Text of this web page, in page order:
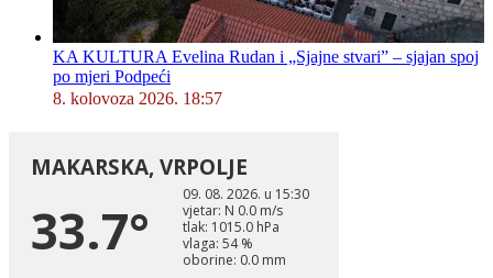
KA KULTURA Evelina Rudan i „Sjajne stvari” – sjajan spoj
po mjeri Podpeći
8. kolovoza 2026. 18:57